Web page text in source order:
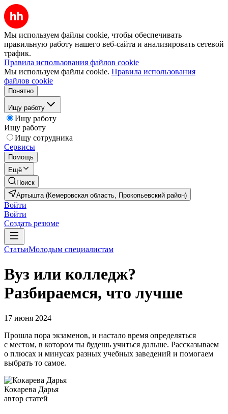
Мы используем файлы cookie, чтобы обеспечивать
правильную работу нашего веб-сайта и анализировать сетевой
трафик.
Правила использования файлов cookie
Мы используем файлы cookie. Правила использования
файлов cookie
Понятно
Ищу работу
Ищу работу
Ищу работу
Ищу сотрудника
Сервисы
Помощь
Ещё
Поиск
Артышта (Кемеровская область, Прокопьевский район)
Войти
Войти
Создать резюме
СтатьиМолодым специалистам
Вуз или колледж?
Разбираемся, что лучше
17 июня 2024
Прошла пора экзаменов, и настало время определяться
с местом, в котором ты будешь учиться дальше. Рассказываем
о плюсах и минусах разных учебных заведений и помогаем
выбрать то самое.
Кокарева Дарья
автор статей